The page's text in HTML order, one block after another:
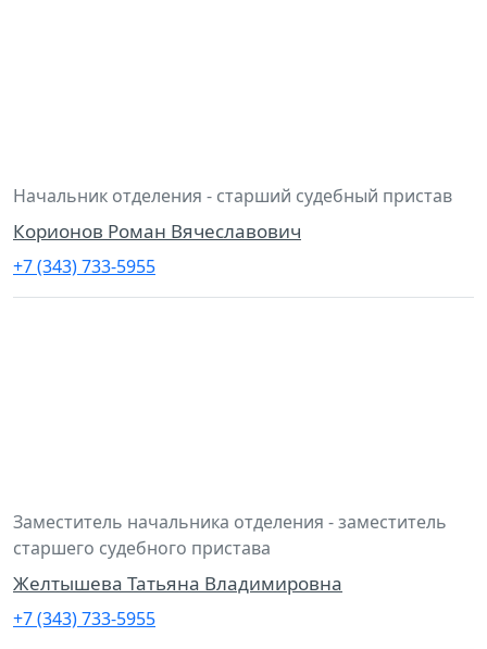
Начальник отделения - старший судебный пристав
Корионов Роман Вячеславович
+7 (343) 733-5955
Заместитель начальника отделения - заместитель
старшего судебного пристава
Желтышева Татьяна Владимировна
+7 (343) 733-5955